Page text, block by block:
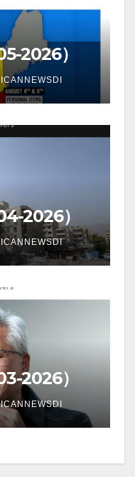
2026）
2026）
2026）